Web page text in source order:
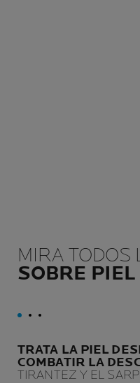
MIRA TODOS
SOBRE
TRATA LA PIEL
COMBATIR LA
TIRANTEZ Y EL